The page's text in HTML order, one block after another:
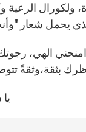
الرعية
"امنحني الهي،